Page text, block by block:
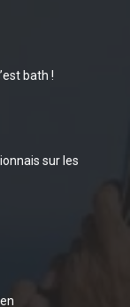
bath !
sur les